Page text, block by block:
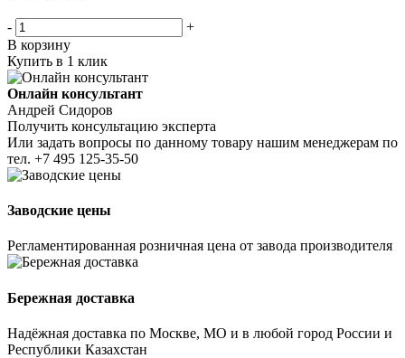
-
+
В корзину
Купить в 1 клик
Онлайн консультант
Андрей Сидоров
Получить консультацию эксперта
Или задать вопросы по данному товару нашим менеджерам по
тел. +7 495 125-35-50
Заводские цены
Регламентированная розничная цена от завода производителя
Бережная доставка
Надёжная доставка по Москве, МО и в любой город России и
Республики Казахстан